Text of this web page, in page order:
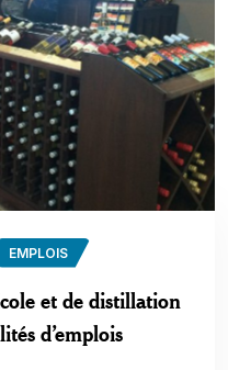
EMPLOIS
et de distillation
d’emplois